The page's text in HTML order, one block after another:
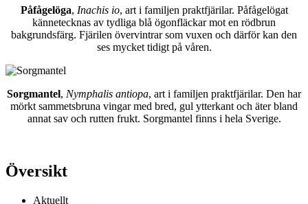
Påfågelöga, Inachis io, art i familjen praktfjärilar. Påfågelögat
kännetecknas av tydliga blå ögonfläckar mot en rödbrun
bakgrundsfärg. Fjärilen övervintrar som vuxen och därför kan den
ses mycket tidigt på våren.
Sorgmantel, Nymphalis antiopa, art i familjen praktfjärilar. Den har
mörkt sammetsbruna vingar med bred, gul ytterkant och äter bland
annat sav och rutten frukt. Sorgmantel finns i hela Sverige.
Översikt
Aktuellt